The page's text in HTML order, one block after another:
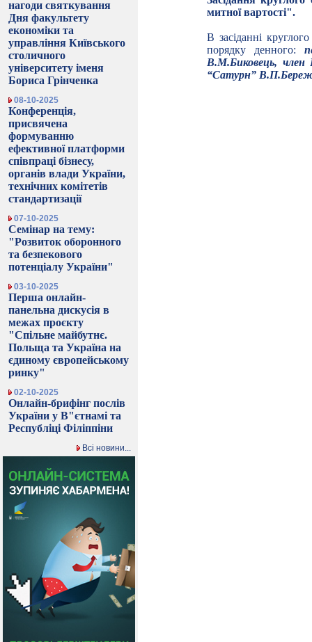
нагоди святкування
Дня факультету
економіки та
управління Київського
столичного
університету іменя
Бориса Грінченка
08-10-2025
Конференція,
присвячена
формуванню
ефективної платформи
співпраці бізнесу,
органів влади України,
технічних комітетів
стандартизації
07-10-2025
Семінар на тему:
"Розвиток оборонного
та безпекового
потенціалу України"
03-10-2025
Перша онлайн-
панельна дискусія в
межах проєкту
"Спільне майбутнє.
Польща та Україна на
єдиному європейському
ринку"
02-10-2025
Онлайн-брифінг послів
України у В"єтнамі та
Республіці Філіппіни
Всі новини...
митної вартості".
В засіданні
порядку денного:
В.М.Биковець,
“Сатурн”